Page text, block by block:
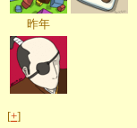
昨年
[+]